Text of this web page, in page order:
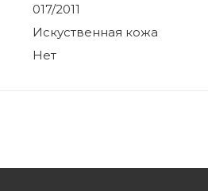
017/2011
Искуственная кожа
Нет